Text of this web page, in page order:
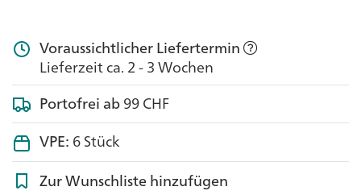
Voraussichtlicher Liefertermin
Lieferzeit ca. 2 - 3 Wochen
Portofrei ab99 CHF
VPE:6 Stück
Zur Wunschliste hinzufügen